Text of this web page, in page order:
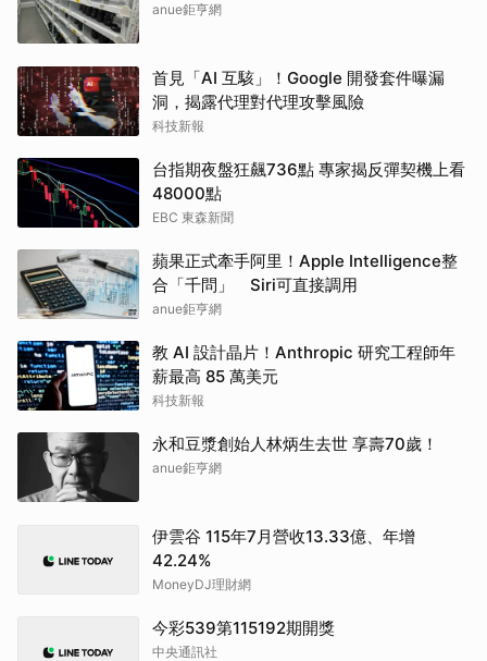
anue鉅亨網
首見「AI 互駭」！Google 開發套件曝漏
洞，揭露代理對代理攻擊風險
科技新報
台指期夜盤狂飆736點 專家揭反彈契機上看
48000點
EBC 東森新聞
蘋果正式牽手阿里！Apple Intelligence整
合「千問」 Siri可直接調用
anue鉅亨網
教 AI 設計晶片！Anthropic 研究工程師年
薪最高 85 萬美元
科技新報
永和豆漿創始人林炳生去世 享壽70歲！
anue鉅亨網
伊雲谷 115年7月營收13.33億、年增
42.24%
MoneyDJ理財網
今彩539第115192期開獎
中央通訊社